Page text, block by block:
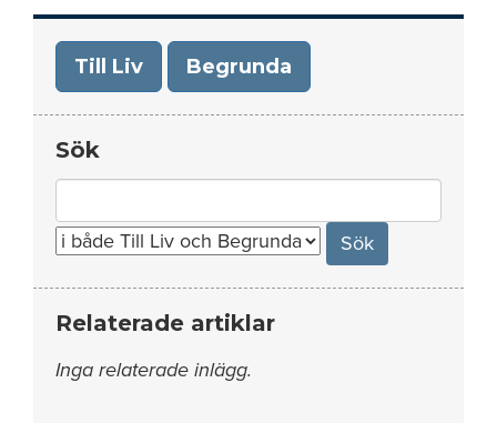
Till Liv Begrunda
Sök
for:
Relaterade artiklar
Inga relaterade inlägg.